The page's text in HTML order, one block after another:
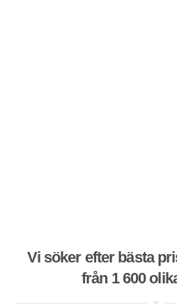
Vi söker efter bästa
från 1 600